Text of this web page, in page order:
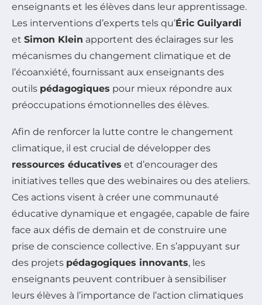
enseignants et les élèves dans leur apprentissage.
Les interventions d’experts tels qu’Éric Guilyardi
et Simon Klein apportent des éclairages sur les
mécanismes du changement climatique et de
l’écoanxiété, fournissant aux enseignants des
outils pédagogiques pour mieux répondre aux
préoccupations émotionnelles des élèves.
Afin de renforcer la lutte contre le changement
climatique, il est crucial de développer des
ressources éducatives et d’encourager des
initiatives telles que des webinaires ou des ateliers.
Ces actions visent à créer une communauté
éducative dynamique et engagée, capable de faire
face aux défis de demain et de construire une
prise de conscience collective. En s’appuyant sur
des projets pédagogiques innovants, les
enseignants peuvent contribuer à sensibiliser
leurs élèves à l’importance de l’action climatiques